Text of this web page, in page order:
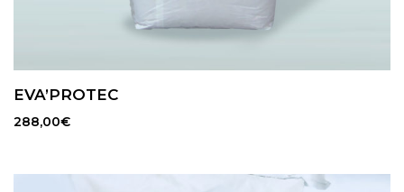
EVA’PROTEC
288,00€